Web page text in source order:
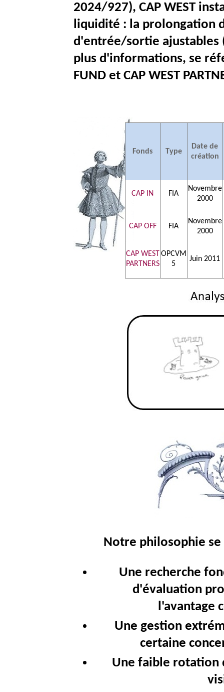
2024/927), CAP WEST
liquidité : la prolongation
d'entrée/sortie ajustables
plus d'informations, se
FUND et CAP WEST
Fonds Type
Date de
création
CAP IN FIA
Novembre
2000
CAP OFF FIA
Novembre
2000
CAP WEST
PARTNERS
OPCVM
5
Juin 2011
Notre philosophie
Une recherche
d'évaluation
l'avantage
Une gestion
certaine
Une faible rotation